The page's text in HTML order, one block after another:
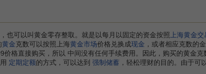
也可以叫黄金零存整取。就是以每月以固定的资金按照 上海黄金
黄金克数可以按照上海黄金市场价格兑换成现金 ，或者相应克数的
价格直接购买，所以 中间没有任何手续费用。因此，购买的黄金
定期定额的方式，可以达到 强制储蓄 ，轻松理财的目的。由于可